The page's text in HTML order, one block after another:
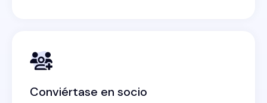
Conviértase en socio